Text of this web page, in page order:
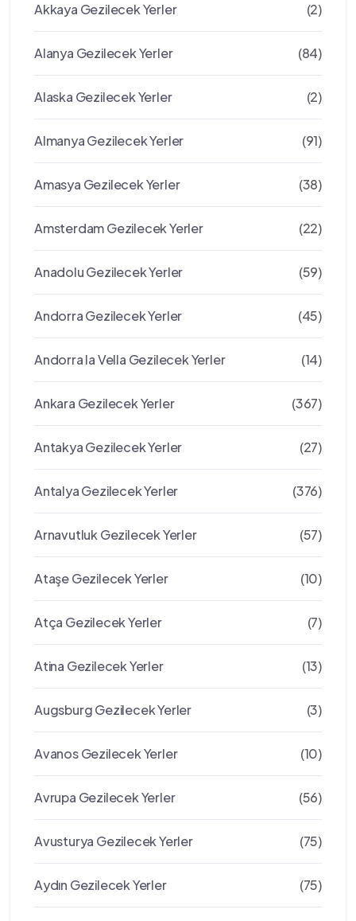
Akkaya Gezilecek Yerler (2)
Alanya Gezilecek Yerler (84)
Alaska Gezilecek Yerler (2)
Almanya Gezilecek Yerler (91)
Amasya Gezilecek Yerler (38)
Amsterdam Gezilecek Yerler (22)
Anadolu Gezilecek Yerler (59)
Andorra Gezilecek Yerler (45)
Andorra la Vella Gezilecek Yerler (14)
Ankara Gezilecek Yerler (367)
Antakya Gezilecek Yerler (27)
Antalya Gezilecek Yerler (376)
Arnavutluk Gezilecek Yerler (57)
Ataşe Gezilecek Yerler (10)
Atça Gezilecek Yerler (7)
Atina Gezilecek Yerler (13)
Augsburg Gezilecek Yerler (3)
Avanos Gezilecek Yerler (10)
Avrupa Gezilecek Yerler (56)
Avusturya Gezilecek Yerler (75)
Aydın Gezilecek Yerler (75)